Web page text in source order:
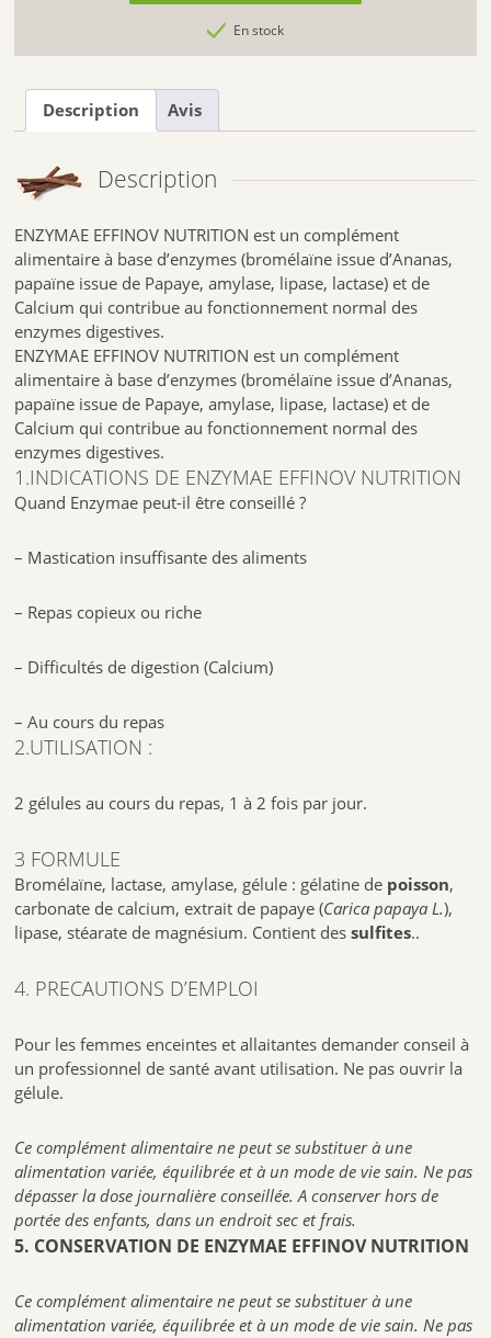
En stock
Description Avis
Description
ENZYMAE EFFINOV NUTRITION est un complément
alimentaire à base d’enzymes (bromélaïne issue d’Ananas,
papaïne issue de Papaye, amylase, lipase, lactase) et de
Calcium qui contribue au fonctionnement normal des
enzymes digestives.
ENZYMAE EFFINOV NUTRITION est un complément
alimentaire à base d’enzymes (bromélaïne issue d’Ananas,
papaïne issue de Papaye, amylase, lipase, lactase) et de
Calcium qui contribue au fonctionnement normal des
enzymes digestives.
1.INDICATIONS DE ENZYMAE EFFINOV NUTRITION
Quand Enzymae peut-il être conseillé ?
– Mastication insuffisante des aliments
– Repas copieux ou riche
– Difficultés de digestion (Calcium)
– Au cours du repas
2.UTILISATION :
2 gélules au cours du repas, 1 à 2 fois par jour.
3 FORMULE
Bromélaïne, lactase, amylase, gélule : gélatine de poisson,
carbonate de calcium, extrait de papaye (Carica papaya L.),
lipase, stéarate de magnésium. Contient des sulfites..
4. PRECAUTIONS D’EMPLOI
Pour les femmes enceintes et allaitantes demander conseil à
un professionnel de santé avant utilisation. Ne pas ouvrir la
gélule.
Ce complément alimentaire ne peut se substituer à une
alimentation variée, équilibrée et à un mode de vie sain. Ne pas
dépasser la dose journalière conseillée. A conserver hors de
portée des enfants, dans un endroit sec et frais.
5. CONSERVATION DE ENZYMAE EFFINOV NUTRITION
Ce complément alimentaire ne peut se substituer à une
alimentation variée, équilibrée et à un mode de vie sain. Ne pas